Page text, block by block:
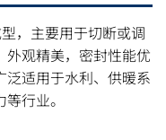
，主要用于切断或调
观精美，密封性能优
适用于水利、供暖系
行业。